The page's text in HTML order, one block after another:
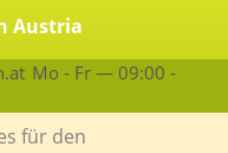
Austria
Mo - Fr — 09:00 -
für den